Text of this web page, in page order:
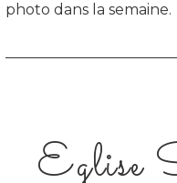
photo dans la semaine.
Eglise